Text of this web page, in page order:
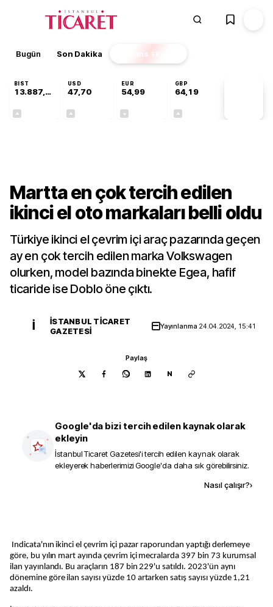
Bugün Son Dakika Finans EKSTRA
BIST
13.887,29
USD
47,70
EUR
54,99
GBP
64,19
Martta en çok tercih edilen
ikinci el oto markaları belli oldu
Türkiye ikinci el çevrim içi araç pazarında geçen
ay en çok tercih edilen marka Volkswagen
olurken, model bazında binekte Egea, hafif
ticaride ise Doblo öne çıktı.
İ
İSTANBUL TICARET
GAZETESI
Yayınlanma 24.04.2024, 15:41
Paylaş
N
Google'da bizi tercih edilen kaynak olarak
ekleyin
İstanbul Ticaret Gazetesi'i tercih edilen kaynak olarak
ekleyerek haberlerimizi Google'da daha sık görebilirsiniz.
Nasıl çalışır?›
Indicata'nın ikinci el çevrim içi pazar raporundan yaptığı derlemeye
göre, bu yılın mart ayında çevrim içi mecralarda 397 bin 73 kurumsal
ilan yayınlandı. Bu araçların 187 bin 229'u satıldı. 2023'ün aynı
dönemine göre ilan sayısı yüzde 10 artarken satış sayısı yüzde 1,21
azaldı.